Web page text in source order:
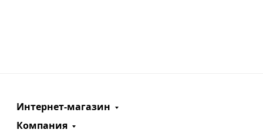
Интернет-магазин
Компания